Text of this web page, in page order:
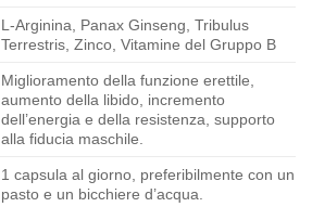
L-Arginina, Panax Ginseng, Tribulus
Terrestris, Zinco, Vitamine del Gruppo B
Miglioramento della funzione erettile,
aumento della libido, incremento
dell’energia e della resistenza, supporto
alla fiducia maschile.
1 capsula al giorno, preferibilmente con un
pasto e un bicchiere d’acqua.